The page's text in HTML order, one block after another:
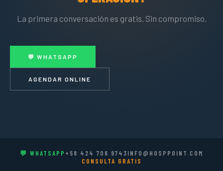
La primera conversación es gratis. Sin compromiso.
💬 WHATSAPP
AGENDAR ONLINE
💬 WHATSAPP +58 424 706 9743INFO@HOSPPOINT.COM
CONSULTA GRATIS